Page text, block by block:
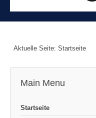
Aktuelle Seite: Startseite
Main Menu
Startseite